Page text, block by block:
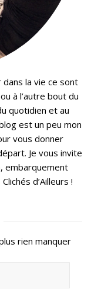
dans la vie ce sont
à l’autre bout du
quotidien et au
est un peu mon
vous donner
Je vous invite
embarquement
d’Ailleurs !
rien manquer